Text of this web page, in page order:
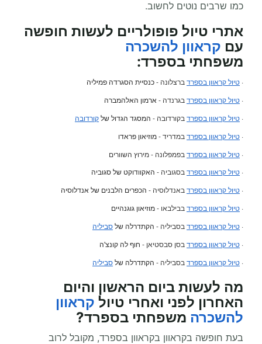
כמו שרבים נוטים לחשוב.
אתרי טיול פופולריים לעשות חופשה
עם קראוון להשכרה
משפחתי בספרד:
· טיול קראוון בספרד ברצלונה - כנסיית הסגרדה פמיליה
· טיול קראוון בספרד בגרנדה - ארמון האלהמברה
· טיול קראוון בספרד בקורדובה - המסגד הגדול של קורדובה
· טיול קראוון בספרד במדריד - מוזיאון פראדו
· טיול קראוון בספרד בפמפלונה - מירוץ השוורים
· טיול קראוון בספרד בסגוביה - האקוודוקט של סגוביה
· טיול קראוון בספרד באנדלוסיה - הכפרים הלבנים של אנדלוסיה
· טיול קראוון בספרד בבילבאו - מוזיאון גוגנהיים
· טיול קראוון בספרד בסביליה - הקתדרלה של סביליה
· טיול קראוון בספרד בסן סבסטיאן - חוף לה קונצ'ה
· טיול קראוון בספרד בסביליה - הקתדרלה של סביליה
מה לעשות ביום הראשון והיום
האחרון לפני ואחרי טיול קראוון
להשכרה משפחתי בספרד?
בעת חופשה בקראוון בקראוון בספרד, מקובל לרוב